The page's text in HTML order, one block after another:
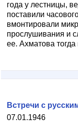
года у лестницы,
поставили
вмонтировали
прослушивания и
ее. Ахматова
07.01.1946
Встречи с